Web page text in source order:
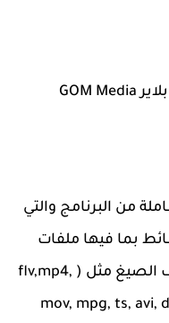
مميزات تحميل برنامج جوم ميديا بلاير GOM Media
من البرنامج والتي
بما فيها ملفات
الصوت والفيديو حيث يدعم مختلف الصيغ مثل ( flv,mp4,
mov, mpg, ts, avi,